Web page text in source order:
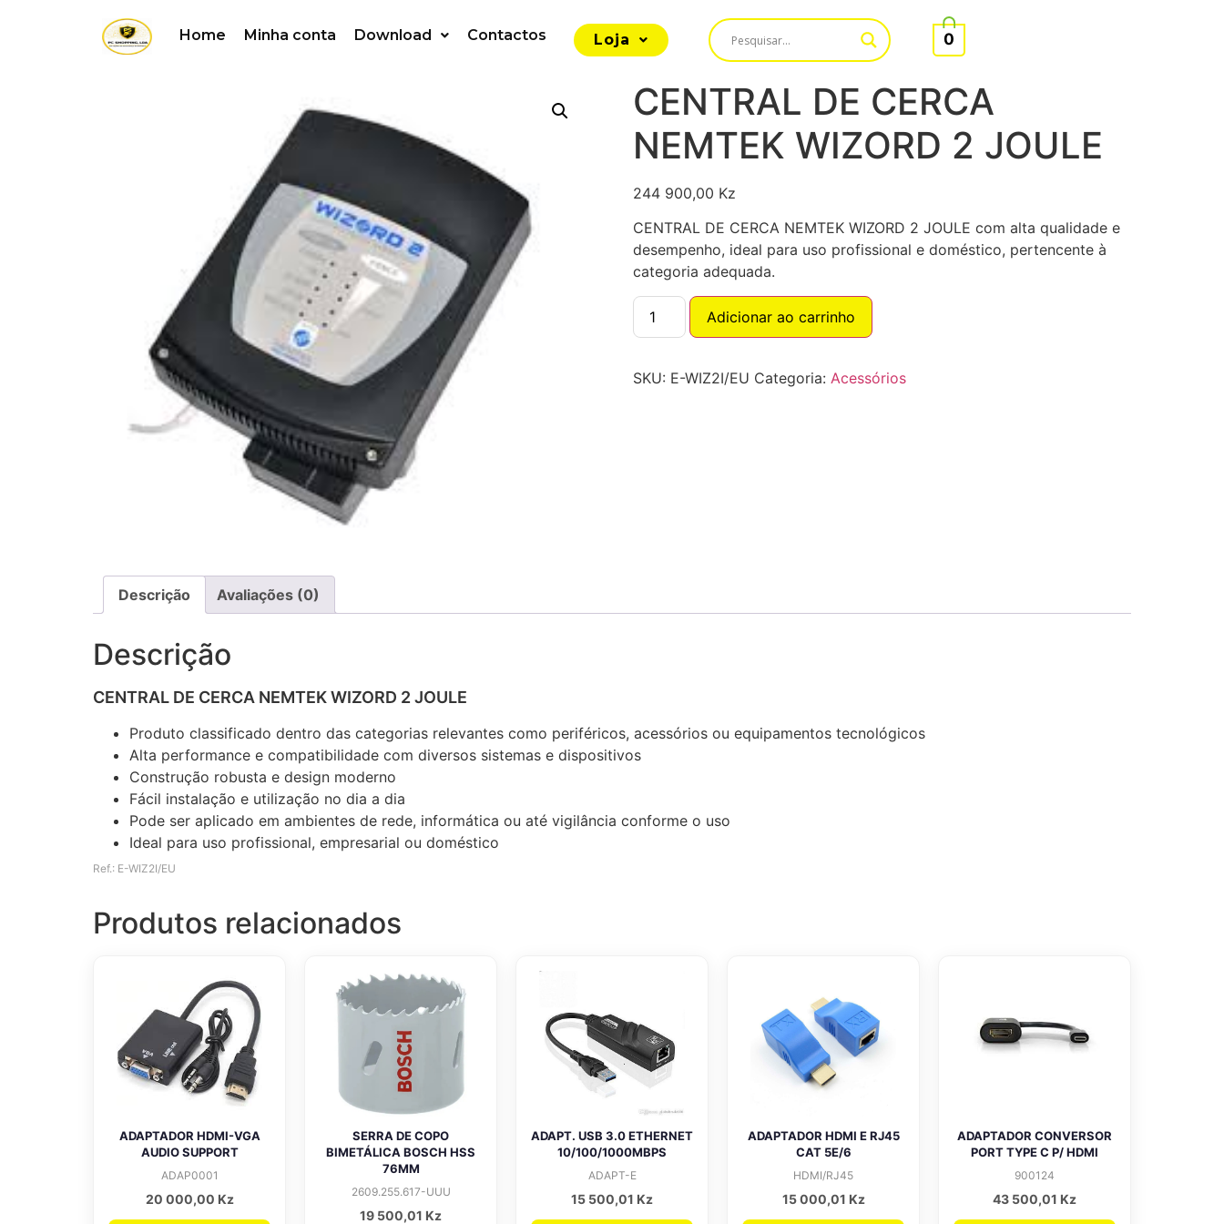
Home Minha conta Download Contactos Loja 0
CENTRAL DE CERCA
NEMTEK WIZORD 2 JOULE
244 900,00 Kz
CENTRAL DE CERCA NEMTEK WIZORD 2 JOULE com alta qualidade e
desempenho, ideal para uso profissional e doméstico, pertencente à
categoria adequada.
Adicionar ao carrinho
SKU: E-WIZ2I/EU Categoria: Acessórios
Descrição Avaliações (0)
Descrição
CENTRAL DE CERCA NEMTEK WIZORD 2 JOULE
Produto classificado dentro das categorias relevantes como periféricos, acessórios ou equipamentos tecnológicos
Alta performance e compatibilidade com diversos sistemas e dispositivos
Construção robusta e design moderno
Fácil instalação e utilização no dia a dia
Pode ser aplicado em ambientes de rede, informática ou até vigilância conforme o uso
Ideal para uso profissional, empresarial ou doméstico
Ref.: E-WIZ2I/EU
Produtos relacionados
ADAPTADOR HDMI-VGA
AUDIO SUPPORT
ADAP0001
20 000,00 Kz
SERRA DE COPO
BIMETÁLICA BOSCH HSS
76MM
2609.255.617-UUU
19 500,01 Kz
ADAPT. USB 3.0 ETHERNET
10/100/1000MBPS
ADAPT-E
15 500,01 Kz
ADAPTADOR HDMI E RJ45
CAT 5E/6
HDMI/RJ45
15 000,01 Kz
ADAPTADOR CONVERSOR
PORT TYPE C P/ HDMI
900124
43 500,01 Kz